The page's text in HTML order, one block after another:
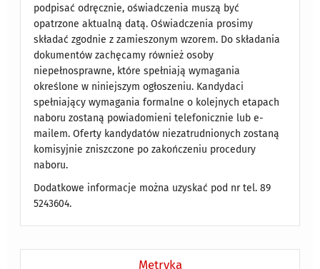
podpisać odręcznie, oświadczenia muszą być
opatrzone aktualną datą. Oświadczenia prosimy
składać zgodnie z zamieszonym wzorem. Do składania
dokumentów zachęcamy również osoby
niepełnosprawne, które spełniają wymagania
określone w niniejszym ogłoszeniu. Kandydaci
spełniający wymagania formalne o kolejnych etapach
naboru zostaną powiadomieni telefonicznie lub e-
mailem. Oferty kandydatów niezatrudnionych zostaną
komisyjnie zniszczone po zakończeniu procedury
naboru.
Dodatkowe informacje można uzyskać pod nr tel. 89
5243604.
Metryka